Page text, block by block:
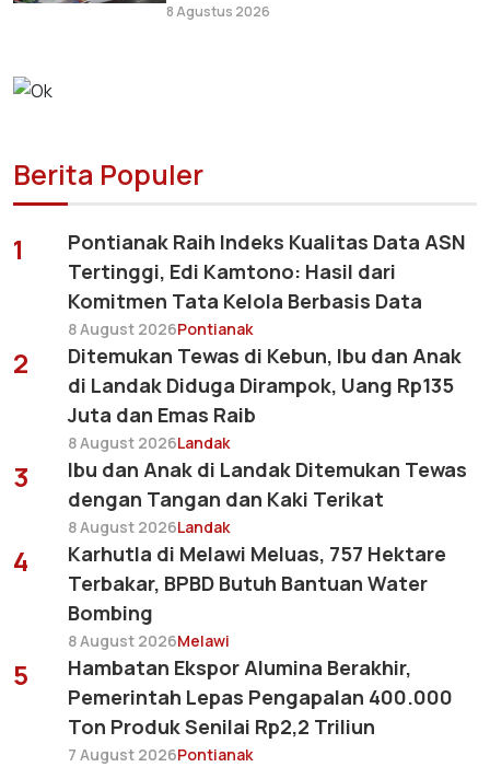
8 Agustus 2026
Berita Populer
1
Pontianak Raih Indeks Kualitas Data ASN
Tertinggi, Edi Kamtono: Hasil dari
Komitmen Tata Kelola Berbasis Data
8 August 2026Pontianak
2
Ditemukan Tewas di Kebun, Ibu dan Anak
di Landak Diduga Dirampok, Uang Rp135
Juta dan Emas Raib
8 August 2026Landak
3
Ibu dan Anak di Landak Ditemukan Tewas
dengan Tangan dan Kaki Terikat
8 August 2026Landak
4
Karhutla di Melawi Meluas, 757 Hektare
Terbakar, BPBD Butuh Bantuan Water
Bombing
8 August 2026Melawi
5
Hambatan Ekspor Alumina Berakhir,
Pemerintah Lepas Pengapalan 400.000
Ton Produk Senilai Rp2,2 Triliun
7 August 2026Pontianak